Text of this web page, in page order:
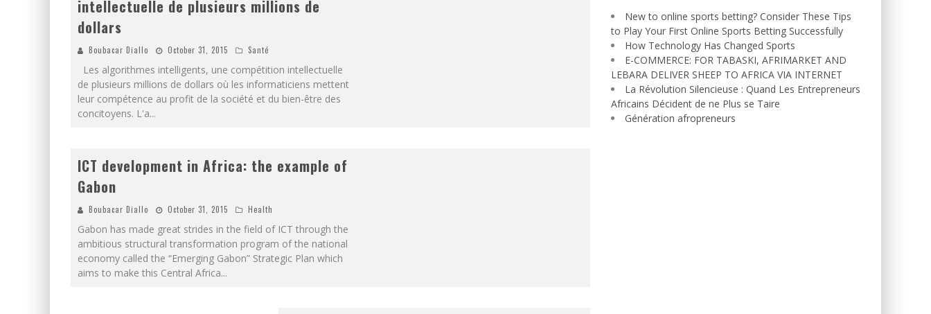
intellectuelle de plusieurs millions de
dollars
Boubacar Diallo October 31, 2015 Santé
Les algorithmes intelligents, une compétition intellectuelle
de plusieurs millions de dollars où les informaticiens mettent
leur compétence au profit de la société et du bien-être des
concitoyens. L'a...
ICT development in Africa: the example of
Gabon
Boubacar Diallo October 31, 2015 Health
Gabon has made great strides in the field of ICT through the
ambitious structural transformation program of the national
economy called the “Emerging Gabon” Strategic Plan which
aims to make this Central Africa...
New to online sports betting? Consider These Tips
to Play Your First Online Sports Betting Successfully
How Technology Has Changed Sports
E-COMMERCE: FOR TABASKI, AFRIMARKET AND
LEBARA DELIVER SHEEP TO AFRICA VIA INTERNET
La Révolution Silencieuse : Quand Les Entrepreneurs
Africains Décident de ne Plus se Taire
Génération afropreneurs